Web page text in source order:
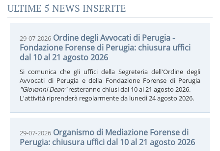
ULTIME 5 NEWS INSERITE
29-07-2026 Ordine degli Avvocati di Perugia -
Fondazione Forense di Perugia: chiusura uffici
dal 10 al 21 agosto 2026
Si comunica che gli uffici della Segreteria dell'Ordine degli
Avvocati di Perugia e della Fondazione Forense di Perugia
"Giovanni Dean"resteranno chiusi dal 10 al 21 agosto 2026.
L'attività riprenderà regolarmente da lunedì 24 agosto 2026.
29-07-2026 Organismo di Mediazione Forense di
Perugia: chiusura uffici dal 10 al 21 agosto 2026